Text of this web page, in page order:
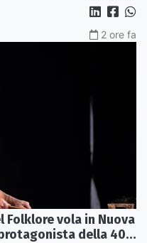
2 ore fa
vola in Nuova
della 40ª